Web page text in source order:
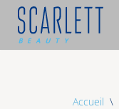
Aller
Accueil \